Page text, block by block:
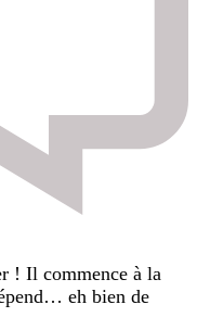
! Il commence à la
eh bien de